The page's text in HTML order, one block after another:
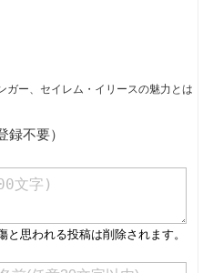
ガー、セイレム・イリースの魅力とは
不要）